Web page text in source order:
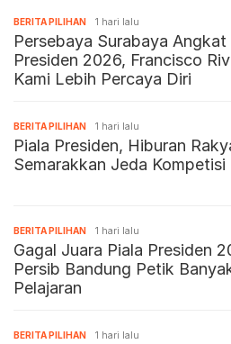
BERITA PILIHAN 1 hari lalu
Persebaya Surabaya Angkat
Presiden 2026, Francisco
Kami Lebih Percaya Diri
BERITA PILIHAN 1 hari lalu
Piala Presiden, Hiburan
Semarakkan Jeda Kompetisi
BERITA PILIHAN 1 hari lalu
Gagal Juara Piala Presiden
Persib Bandung Petik
Pelajaran
BERITA PILIHAN 1 hari lalu